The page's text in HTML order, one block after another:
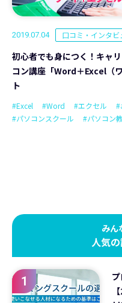
2019.07.04 口コミ・インタビ
初心者でも身につく！キャ
コン講座「Word＋Excel（
ト
#Excel #Word #エクセル #
#パソコンスクール
#パソコン
みん
人気
1